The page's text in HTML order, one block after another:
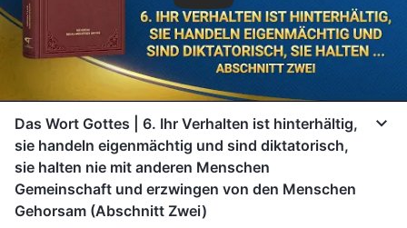
Das Wort Gottes | 6. Ihr Verhalten ist hinterhältig,
sie handeln eigenmächtig und sind diktatorisch,
sie halten nie mit anderen Menschen
Gemeinschaft und erzwingen von den Menschen
Gehorsam (Abschnitt Zwei)